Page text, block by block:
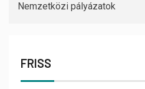
Nemzetközi pályázatok
FRISS